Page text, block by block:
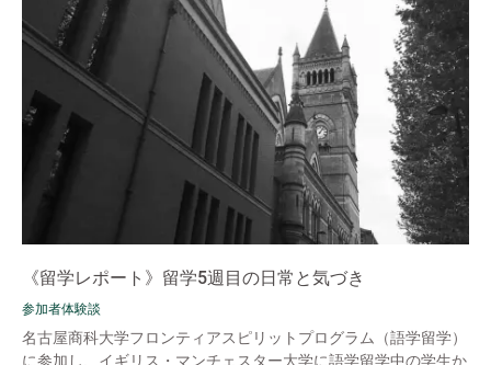
《留学レポート》留学5週目の日常と気づき
参加者体験談
名古屋商科大学フロンティアスピリットプログラム（語学留学）
に参加し、イギリス・マンチェスター大学に語学留学中の学生か